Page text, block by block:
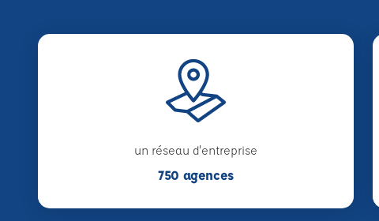
un réseau d'entreprise
750 agences